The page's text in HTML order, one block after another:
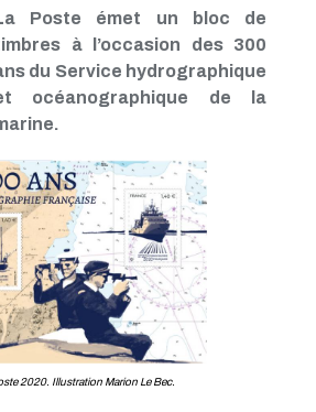
2019
2019
2019
2019
2018
2018
2018
2018
Poste émet un bloc de
à l’occasion des 300
du Service hydrographique
océanographique de la
2020. Illustration Marion Le Bec.